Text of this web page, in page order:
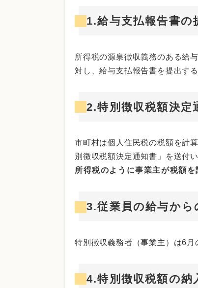
1.給与支払報告書の
所得税の源泉徴収義務のある給
対し、給与支払報告書を提出す
2.特別徴収税額決定
市町村は個人住民税の税額を計
別徴収税額決定通知書」を送付い
所得税のように事業主が税額を
3.従業員の給与から
特別徴収義務者（事業主）は6月
4.特別徴収税額の納